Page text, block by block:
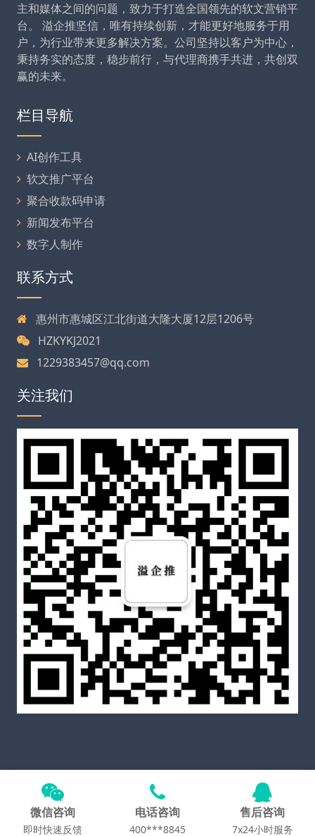
主和媒体之间的问题，致力于打造全国领先的软文营销平
台。 溢企推坚信，唯有持续创新，才能更好地服务于用
户，为行业带来更多解决方案。公司坚持以客户为中心，
秉持务实的态度，稳步前行，与代理商携手共进，共创双
赢的未来。
栏目导航
AI创作工具
软文推广平台
聚合收款码申请
新闻发布平台
数字人制作
联系方式
惠州市惠城区江北街道大隆大厦12层1206号
HZKYKJ2021
1229383457@qq.com
关注我们
Copyright © 2025 溢企推官网 All Rights Reserved
号粤ICP备2021060587号-5
Theme byWordPress
微信咨询
即时快速反馈
电话咨询
400***8845
售后咨询
7x24小时服务